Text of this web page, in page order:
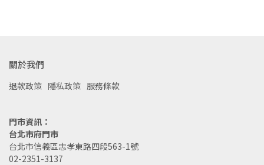
關於我們
退款政策 隱私政策 服務條款
門市資訊：
台北市府門市
台北市信義區忠孝東路四段563-1號
02-2351-3137